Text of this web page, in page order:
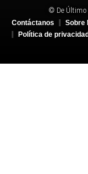
© De Último
Contáctanos
Sobre
Política de privacidad